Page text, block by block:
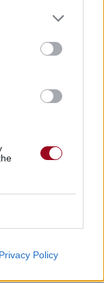
Privacy Policy
dans le milieu